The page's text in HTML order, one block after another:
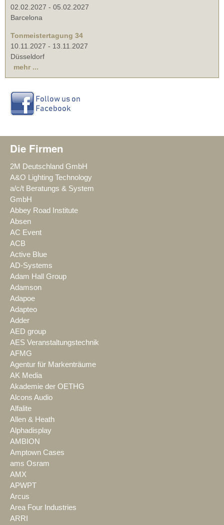
02.02.2027 - 05.02.2027
Barcelona
Tonmeistertagung 34
10.11.2027 - 13.11.2027
Düsseldorf
mehr ...
Die Firmen
2M Deutschland GmbH
A&O Lighting Technology
a/c/t Beratungs & System
GmbH
Abbey Road Institute
Absen
AC Event
ACB
Active Blue
AD-Systems
Adam Hall Group
Adamson
Adapoe
Adapteo
Adder
AED group
AES Veranstaltungstechnik
AFMG
Agentur für Markenträume
AK Media
Akademie der OETHG
Alcons Audio
Alfalite
Allen & Heath
Alphadisplay
AMBION
Amptown Cases
ams Osram
AMX
APWPT
Arcus
Area Four Industries
ARRI